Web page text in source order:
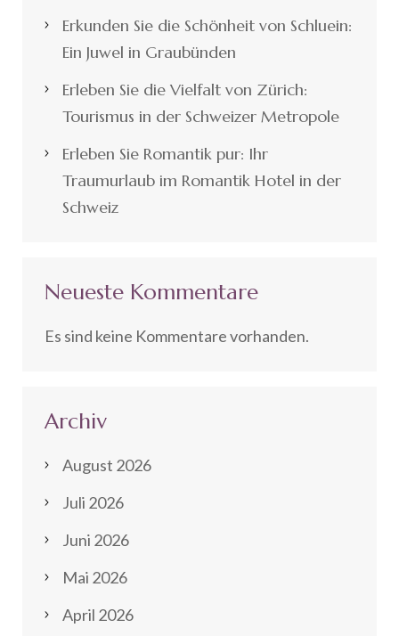
Erkunden Sie die Schönheit von Schluein:
Ein Juwel in Graubünden
Erleben Sie die Vielfalt von Zürich:
Tourismus in der Schweizer Metropole
Erleben Sie Romantik pur: Ihr
Traumurlaub im Romantik Hotel in der
Schweiz
Neueste Kommentare
Es sind keine Kommentare vorhanden.
Archiv
August 2026
Juli 2026
Juni 2026
Mai 2026
April 2026